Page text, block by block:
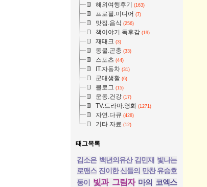
해외여행후기 (163)
프로필.미디어 (7)
맛집.음식 (256)
책이야기.독후감 (19)
재태크 (3)
동물.곤충 (33)
스포츠 (44)
IT.자동차 (31)
군대생활 (6)
블로그 (15)
운동.건강 (17)
TV.드라마.영화 (1271)
자연.다큐 (428)
기타 자료 (12)
태그목록
김소은 백년의유산 김민재 빛나는
로맨스 진이한 신들의 만찬 유승호
동이 빛과 그림자 마의 코엑스